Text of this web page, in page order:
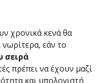
χρονικά κενά θα
νωρίτερα, εάν το
σειρά
πρέπει να έχουν μαζί
και υπολογιστή